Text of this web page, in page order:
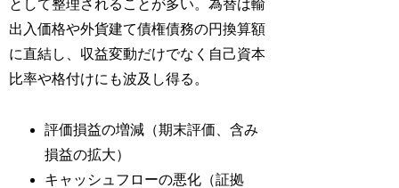
として整理されることが多い。為替は輸
出入価格や外貨建て債権債務の円換算額
に直結し、収益変動だけでなく自己資本
比率や格付けにも波及し得る。
評価損益の増減（期末評価、含み
損益の拡大）
キャッシュフローの悪化（証拠